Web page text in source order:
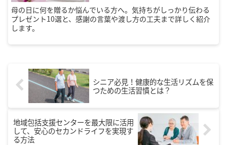
母の日に何を贈るか悩んでいる方へ。気持ちがしっかり伝わる
プレゼント10選と、感謝の言葉や渡し方の工夫まで詳しく紹介
します。
シニア必見！健康的な生活リズムを保
つための生活習慣とは？
地域包括支援センターを最大限に活用
して、安心のセカンドライフを実現す
る方法